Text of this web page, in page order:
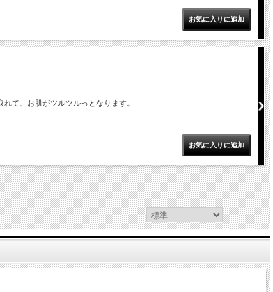
て、お肌がツルツルっとなります。